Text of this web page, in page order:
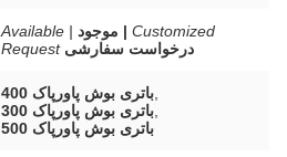
Available | موجود | Customized
Request درخواست سفارشی
باتری بوش پاورپاک 400
باتری بوش پاورپاک 300
باتری بوش پاورپاک 500